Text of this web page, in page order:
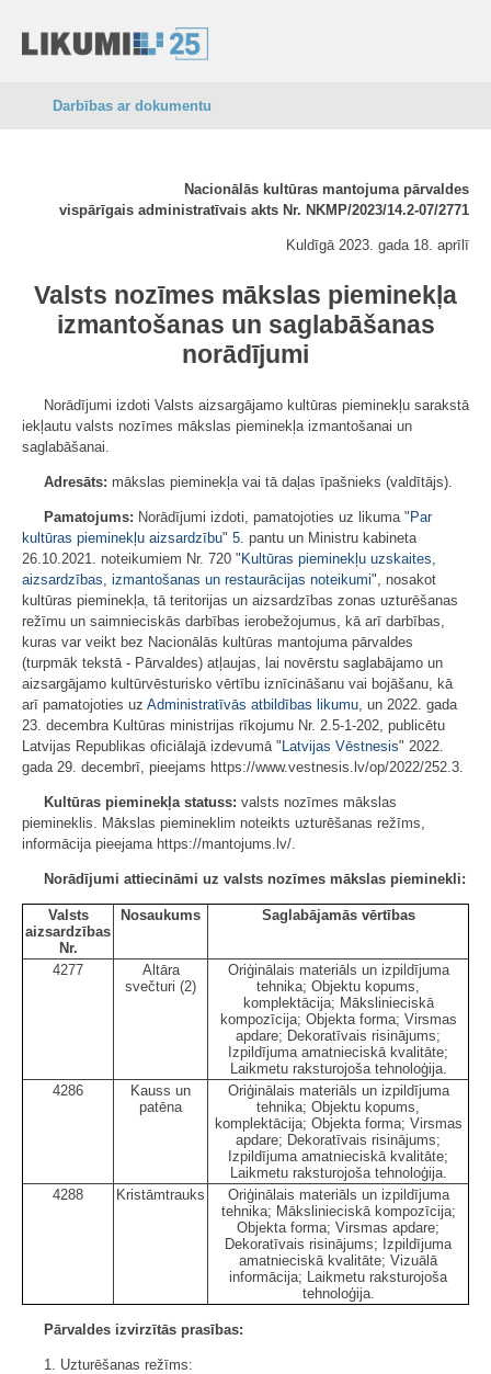
Darbības ar dokumentu
Nacionālās kultūras mantojuma pārvaldes
vispārīgais administratīvais akts Nr. NKMP/2023/14.2-07/2771
Kuldīgā 2023. gada 18. aprīlī
Valsts nozīmes mākslas pieminekļa
izmantošanas un saglabāšanas
norādījumi
Norādījumi izdoti Valsts aizsargājamo kultūras pieminekļu sarakstā
iekļautu valsts nozīmes mākslas pieminekļa izmantošanai un
saglabāšanai.
Adresāts: mākslas pieminekļa vai tā daļas īpašnieks (valdītājs).
Pamatojums: Norādījumi izdoti, pamatojoties uz likuma " Par
kultūras pieminekļu aizsardzību" 5. pantu un Ministru kabineta
26.10.2021. noteikumiem Nr. 720 " Kultūras pieminekļu uzskaites,
aizsardzības, izmantošanas un restaurācijas noteikumi", nosakot
kultūras pieminekļa, tā teritorijas un aizsardzības zonas uzturēšanas
režīmu un saimnieciskās darbības ierobežojumus, kā arī darbības,
kuras var veikt bez Nacionālās kultūras mantojuma pārvaldes
(turpmāk tekstā - Pārvaldes) atļaujas, lai novērstu saglabājamo un
aizsargājamo kultūrvēsturisko vērtību iznīcināšanu vai bojāšanu, kā
arī pamatojoties uz Administratīvās atbildības likumu, un 2022. gada
23. decembra Kultūras ministrijas rīkojumu Nr. 2.5-1-202, publicētu
Latvijas Republikas oficiālajā izdevumā " Latvijas Vēstnesis" 2022.
gada 29. decembrī, pieejams https://www.vestnesis.lv/op/2022/252.3.
Kultūras pieminekļa statuss: valsts nozīmes mākslas
piemineklis. Mākslas piemineklim noteikts uzturēšanas režīms,
informācija pieejama https://mantojums.lv/.
Norādījumi attiecināmi uz valsts nozīmes mākslas pieminekli:
Valsts
aizsardzības
Nr.
Nosaukums Saglabājamās vērtības
4277
Altāra
svečturi (2)
Oriģinālais materiāls un izpildījuma
tehnika; Objektu kopums,
komplektācija; Mākslinieciskā
kompozīcija; Objekta forma; Virsmas
apdare; Dekoratīvais risinājums;
Izpildījuma amatnieciskā kvalitāte;
Laikmetu raksturojoša tehnoloģija.
4286
Kauss un
patēna
Oriģinālais materiāls un izpildījuma
tehnika; Objektu kopums,
komplektācija; Objekta forma; Virsmas
apdare; Dekoratīvais risinājums;
Izpildījuma amatnieciskā kvalitāte;
Laikmetu raksturojoša tehnoloģija.
4288
Kristāmtrauks
Oriģinālais materiāls un izpildījuma
tehnika; Mākslinieciskā kompozīcija;
Objekta forma; Virsmas apdare;
Dekoratīvais risinājums; Izpildījuma
amatnieciskā kvalitāte; Vizuālā
informācija; Laikmetu raksturojoša
tehnoloģija.
Pārvaldes izvirzītās prasības:
1. Uzturēšanas režīms: